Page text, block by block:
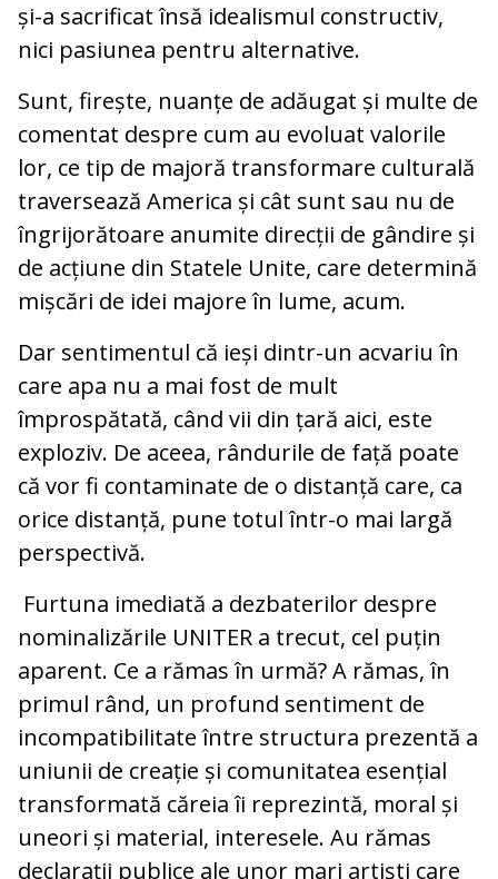
și-a sacrificat însă idealismul constructiv,
nici pasiunea pentru alternative.
Sunt, firește, nuanțe de adăugat și multe de
comentat despre cum au evoluat valorile
lor, ce tip de majoră transformare culturală
traversează America și cât sunt sau nu de
îngrijorătoare anumite direcții de gândire și
de acțiune din Statele Unite, care determină
mișcări de idei majore în lume, acum.
Dar sentimentul că ieși dintr-un acvariu în
care apa nu a mai fost de mult
împrospătată, când vii din țară aici, este
exploziv. De aceea, rândurile de față poate
că vor fi contaminate de o distanță care, ca
orice distanță, pune totul într-o mai largă
perspectivă.
Furtuna imediată a dezbaterilor despre
nominalizările UNITER a trecut, cel puțin
aparent. Ce a rămas în urmă? A rămas, în
primul rând, un profund sentiment de
incompatibilitate între structura prezentă a
uniunii de creație și comunitatea esențial
transformată căreia îi reprezintă, moral și
uneori și material, interesele. Au rămas
declarații publice ale unor mari artiști care